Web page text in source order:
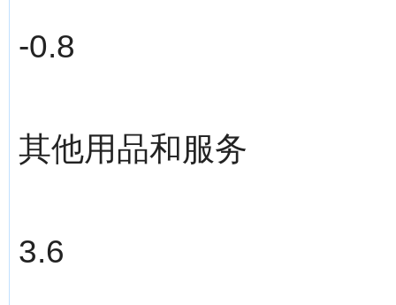
-0.8
其他用品和服务
3.6